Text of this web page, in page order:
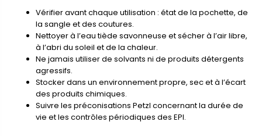
Vérifier avant chaque utilisation : état de la pochette, de
la sangle et des coutures.
Nettoyer à l’eau tiède savonneuse et sécher à l’air libre,
à l’abri du soleil et de la chaleur.
Ne jamais utiliser de solvants ni de produits détergents
agressifs.
Stocker dans un environnement propre, sec et à l’écart
des produits chimiques.
Suivre les préconisations Petzl concernant la durée de
vie et les contrôles périodiques des EPI.